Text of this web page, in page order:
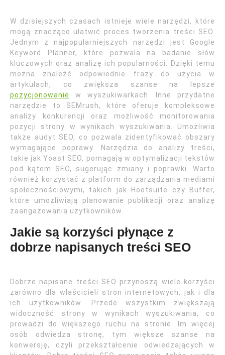
W dzisiejszych czasach istnieje wiele narzędzi, które
mogą znacząco ułatwić proces tworzenia treści SEO.
Jednym z najpopularniejszych narzędzi jest Google
Keyword Planner, które pozwala na badanie słów
kluczowych oraz analizę ich popularności. Dzięki temu
można znaleźć odpowiednie frazy do użycia w
artykułach, co zwiększa szanse na lepsze
pozycjonowanie
w wyszukiwarkach. Inne przydatne
narzędzie to SEMrush, które oferuje kompleksowe
analizy konkurencji oraz możliwość monitorowania
pozycji strony w wynikach wyszukiwania. Umożliwia
także audyt SEO, co pozwala zidentyfikować obszary
wymagające poprawy. Narzędzia do analizy treści,
takie jak Yoast SEO, pomagają w optymalizacji tekstów
pod kątem SEO, sugerując zmiany i poprawki. Warto
również korzystać z platform do zarządzania mediami
społecznościowymi, takich jak Hootsuite czy Buffer,
które umożliwiają planowanie publikacji oraz analizę
zaangażowania użytkowników.
Jakie są korzyści płynące z
dobrze napisanych treści SEO
Dobrze napisane treści SEO przynoszą wiele korzyści
zarówno dla właścicieli stron internetowych, jak i dla
ich użytkowników. Przede wszystkim zwiększają
widoczność strony w wynikach wyszukiwania, co
prowadzi do większego ruchu na stronie. Im więcej
osób odwiedza stronę, tym większe szanse na
konwersję, czyli przekształcenie odwiedzających w